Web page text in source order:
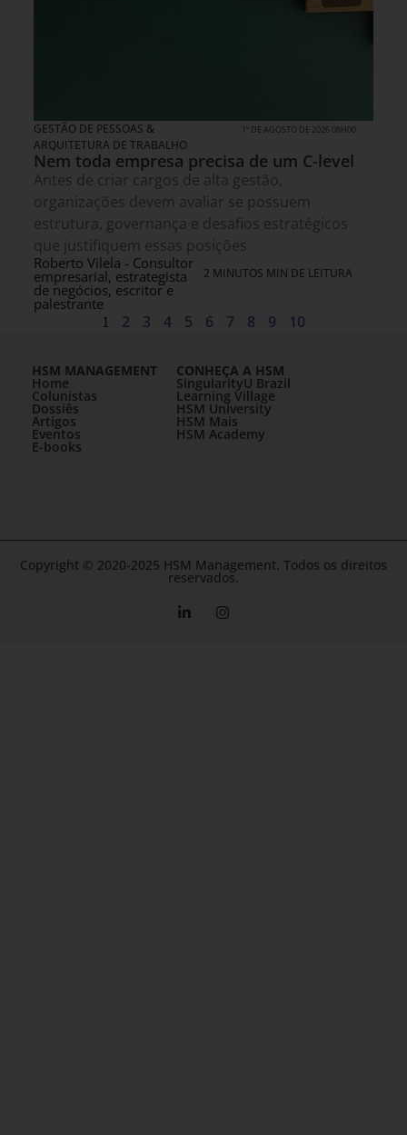
GESTÃO DE PESSOAS &
ARQUITETURA DE TRABALHO
1º DE AGOSTO DE 2026 08H00
Nem toda empresa precisa de um C-level
Antes de criar cargos de alta gestão,
organizações devem avaliar se possuem
estrutura, governança e desafios estratégicos
que justifiquem essas posições
Roberto Vilela - Consultor
empresarial, estrategista
de negócios, escritor e
palestrante
2 MINUTOS MIN DE LEITURA
1 2 3 4 5 6 7 8 9 10
HSM MANAGEMENT
Home
Colunistas
Dossiês
Artigos
Eventos
E-books
CONHEÇA A HSM
SingularityU Brazil
Learning Village
HSM University
HSM Mais
HSM Academy
Copyright © 2020-2025 HSM Management. Todos os direitos
reservados.